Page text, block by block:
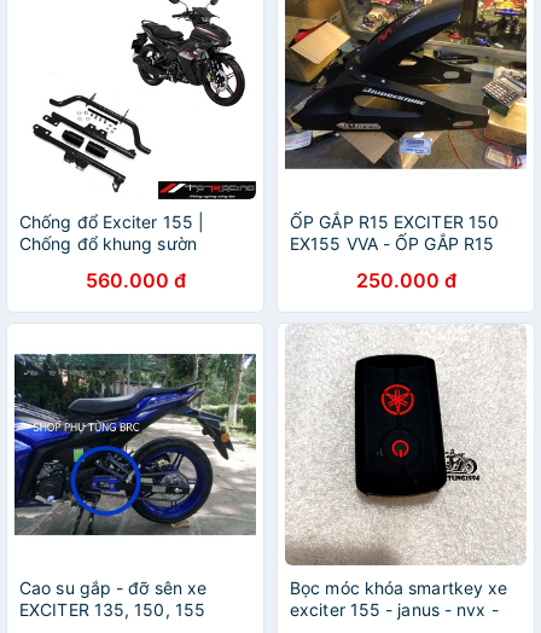
Chống đổ Exciter 155 |
Chống đổ khung sườn
560.000 đ
ỐP GẮP R15 EXCITER 150
EX155 VVA - ỐP GẮP R15
250.000 đ
Cao su gắp - đỡ sên xe
EXCITER 135, 150, 155
Bọc móc khóa smartkey xe
exciter 155 - janus - nvx -